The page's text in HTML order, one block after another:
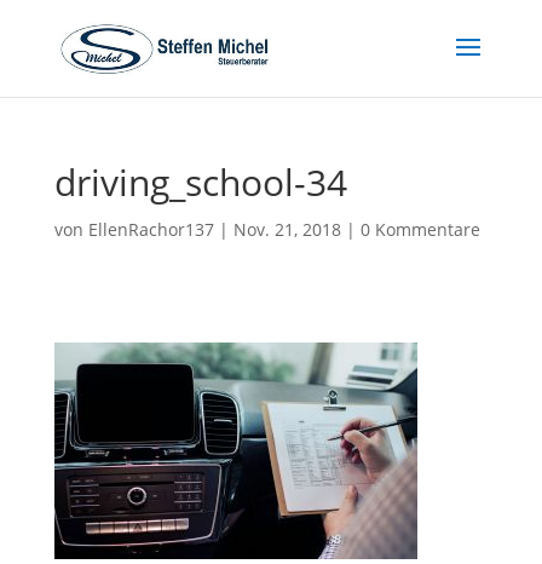
driving_school-34
von EllenRachor137| Nov. 21, 2018| 0 Kommentare